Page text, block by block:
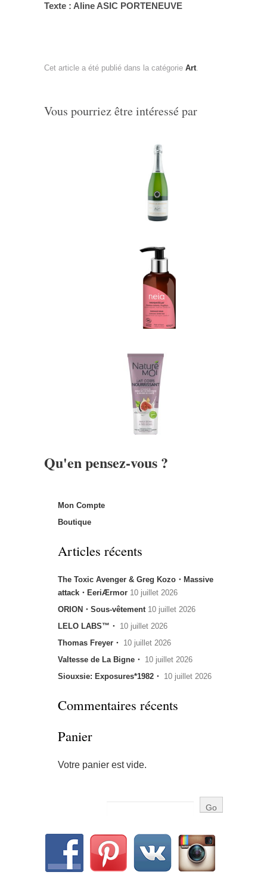
Texte : Aline ASIC PORTENEUVE
Cet article a été publié dans la catégorie Art
Vous pourriez être intéressé par
Qu'en pensez-vous ?
Mon Compte
Boutique
Articles récents
The Toxic Avenger & Greg Kozo・Massive
attack・EeriÆrmor 10 juillet 2026
ORION・Sous-vêtement 10 juillet 2026
LELO LABS™・ 10 juillet 2026
Thomas Freyer・ 10 juillet 2026
Valtesse de La Bigne・ 10 juillet 2026
Siouxsie: Exposures*1982・ 10 juillet 2026
Commentaires récents
Panier
Votre panier est vide.